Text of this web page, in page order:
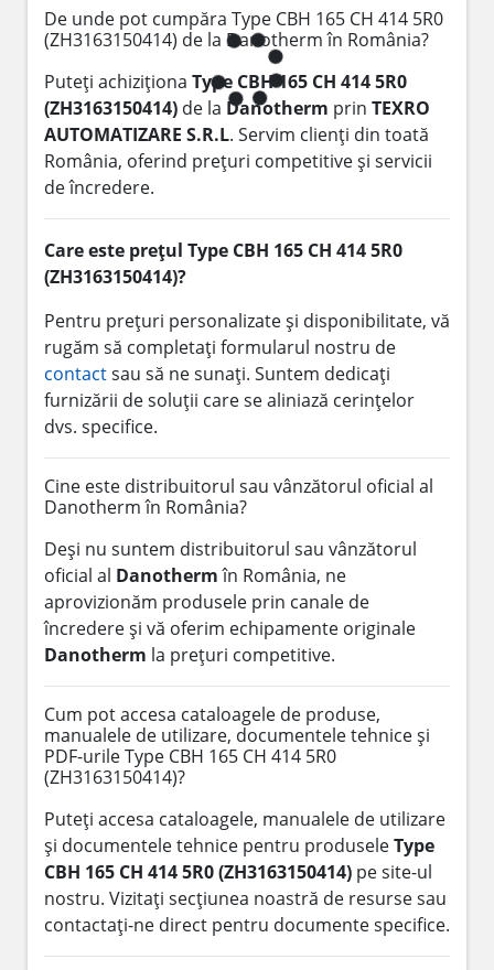
De unde pot cumpăra Type CBH 165 CH 414 5R0
(ZH3163150414) de la Danotherm în România?
Puteți achiziționa Type CBH 165 CH 414 5R0
(ZH3163150414) de la Danotherm prin TEXRO
AUTOMATIZARE S.R.L. Servim clienți din toată
România, oferind prețuri competitive și servicii
de încredere.
Care este prețul Type CBH 165 CH 414 5R0
(ZH3163150414)?
Pentru prețuri personalizate și disponibilitate, vă
rugăm să completați formularul nostru de
contactsau să ne sunați. Suntem dedicați
furnizării de soluții care se aliniază cerințelor
dvs. specifice.
Cine este distribuitorul sau vânzătorul oficial al
Danotherm în România?
Deși nu suntem distribuitorul sau vânzătorul
oficial al Danothermîn România, ne
aprovizionăm produsele prin canale de
încredere și vă oferim echipamente originale
Danotherm la prețuri competitive.
Cum pot accesa cataloagele de produse,
manualele de utilizare, documentele tehnice și
PDF-urile Type CBH 165 CH 414 5R0
(ZH3163150414)?
Puteți accesa cataloagele, manualele de utilizare
și documentele tehnice pentru produseleType
CBH 165 CH 414 5R0 (ZH3163150414) pe site-ul
nostru. Vizitați secțiunea noastră de resurse sau
contactați-ne direct pentru documente specifice.